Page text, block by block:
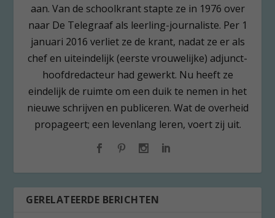
aan. Van de schoolkrant stapte ze in 1976 over
naar De Telegraaf als leerling-journaliste. Per 1
januari 2016 verliet ze de krant, nadat ze er als
chef en uiteindelijk (eerste vrouwelijke) adjunct-
hoofdredacteur had gewerkt. Nu heeft ze
eindelijk de ruimte om een duik te nemen in het
nieuwe schrijven en publiceren. Wat de overheid
propageert; een levenlang leren, voert zij uit.
GERELATEERDE BERICHTEN